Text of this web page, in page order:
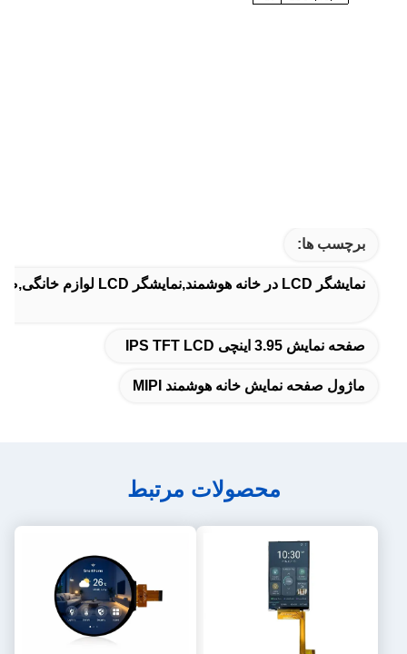
برچسب ها:
نمایشگر LCD در خانه هوشمند,نمایشگر LCD لوازم خانگی,صفحه نمایش LCD خانه هوشمند
صفحه نمایش 3.95 اینچی IPS TFT LCD
ماژول صفحه نمایش خانه هوشمند MIPI
محصولات مرتبط